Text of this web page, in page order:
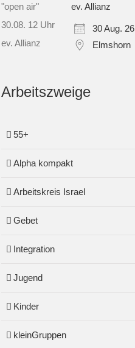
ev. Allianz
30 Aug. 26
Elmshorn
Arbeitszweige
55+
Alpha kompakt
Arbeitskreis Israel
Gebet
Integration
Jugend
Kinder
kleinGruppen